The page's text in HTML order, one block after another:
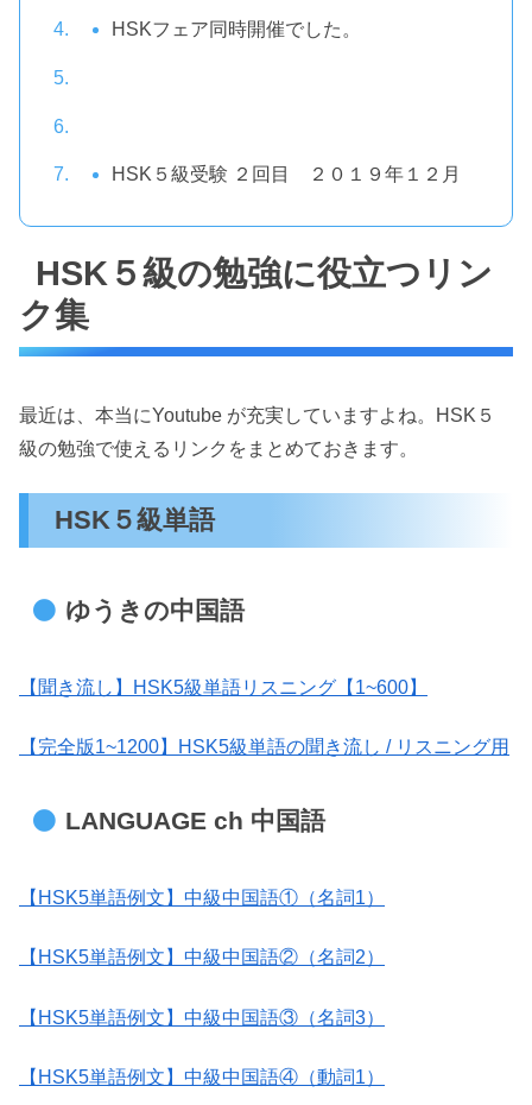
HSKフェア同時開催でした。
HSK５級受験 ２回目 ２０１９年１２月
HSK５級の勉強に役立つリン
ク集
最近は、本当にYoutube が充実していますよね。HSK５
級の勉強で使えるリンクをまとめておきます。
HSK５級単語
ゆうきの中国語
【聞き流し】HSK5級単語リスニング【1~600】
【完全版1~1200】HSK5級単語の聞き流し / リスニング用
LANGUAGE ch 中国語
【HSK5単語例文】中級中国語①（名詞1）
【HSK5単語例文】中級中国語②（名詞2）
【HSK5単語例文】中級中国語③（名詞3）
【HSK5単語例文】中級中国語④（動詞1）